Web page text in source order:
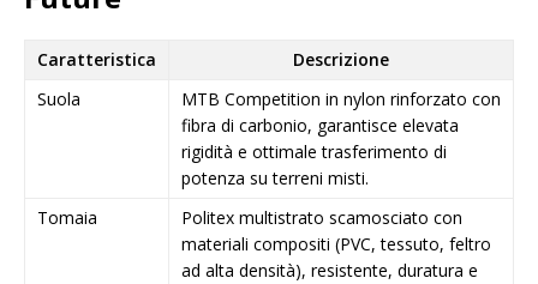
Caratteristica
Descrizione
Suola
MTB Competition in nylon rinforzato con
fibra di carbonio, garantisce elevata
rigidità e ottimale trasferimento di
potenza su terreni misti.
Tomaia
Politex multistrato scamosciato con
materiali compositi (PVC, tessuto, feltro
ad alta densità), resistente, duratura e